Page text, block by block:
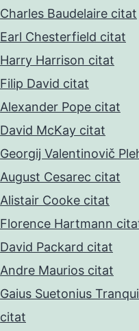
Charles Baudelaire citat
Earl Chesterfield citat
Harry Harrison citat
Filip David citat
Alexander Pope citat
David McKay citat
Georgij Valentinovič
August Cesarec citat
Alistair Cooke citat
Florence Hartmann
David Packard citat
Andre Maurios citat
Gaius Suetonius
citat